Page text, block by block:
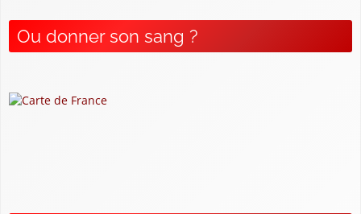
Ou donner son sang ?